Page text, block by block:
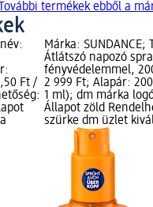
További termékek ebből a
Ft /
Márka: SUNDANCE;
Átlátszó napozó
fényvédelemmel,
2 999 Ft; Alapár:
1 ml); dm márka
Állapot zöld
szürke dm üzlet